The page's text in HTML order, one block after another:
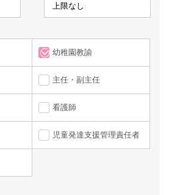
幼稚園教諭
主任・副主任
看護師
児童発達支援管理責任者